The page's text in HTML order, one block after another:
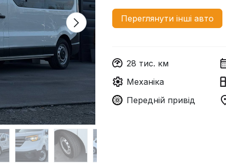
Переглянути інші авто
28 тис. км
Механіка
Передній привід